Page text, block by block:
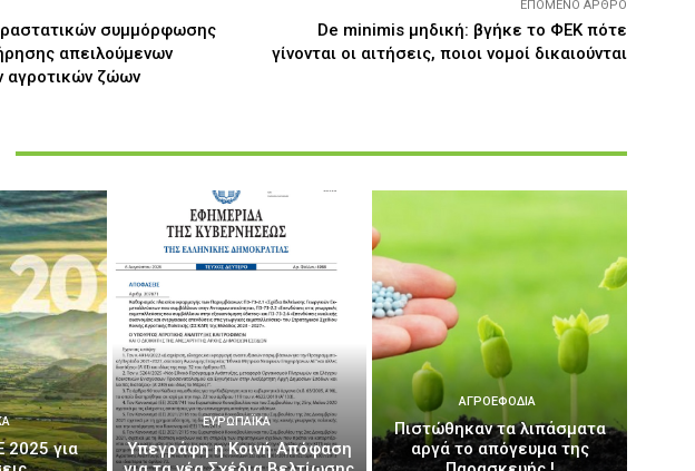
συμμόρφωσης
απειλούμενων
αγροτικών ζώων
ΕΠΌΜΕΝΟ ΆΡΘΡΟ
De minimis μηδική: βγήκε το ΦΕΚ πότε
γίνονται οι αιτήσεις, ποιοι νομοί δικαιούνται
2025 για
ΕΥΡΩΠΑΪΚΆ
Υπεγράφη η Κοινή Απόφαση
ΑΓΡΟΕΦΌΔΙΑ
Πιστώθηκαν τα λιπάσματα
αργά το απόγευμα της